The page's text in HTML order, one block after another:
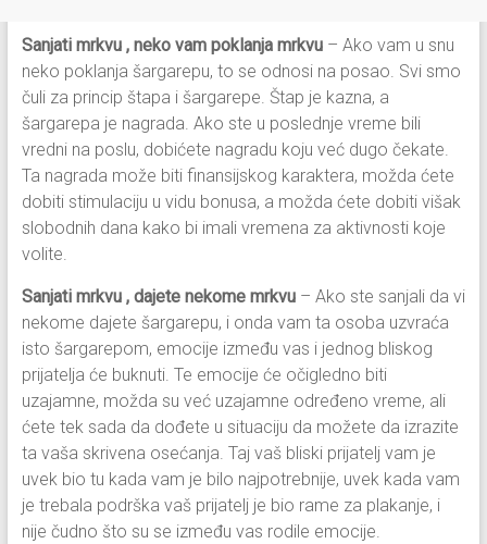
Sanjati mrkvu , neko vam poklanja mrkvu– Ako vam u snu
neko poklanja šargarepu, to se odnosi na posao. Svi smo
čuli za princip štapa i šargarepe. Štap je kazna, a
šargarepa je nagrada. Ako ste u poslednje vreme bili
vredni na poslu, dobićete nagradu koju već dugo čekate.
Ta nagrada može biti finansijskog karaktera, možda ćete
dobiti stimulaciju u vidu bonusa, a možda ćete dobiti višak
slobodnih dana kako bi imali vremena za aktivnosti koje
volite.
Sanjati mrkvu , dajete nekome mrkvu– Ako ste sanjali da vi
nekome dajete šargarepu, i onda vam ta osoba uzvraća
isto šargarepom, emocije između vas i jednog bliskog
prijatelja će buknuti. Te emocije će očigledno biti
uzajamne, možda su već uzajamne određeno vreme, ali
ćete tek sada da dođete u situaciju da možete da izrazite
ta vaša skrivena osećanja. Taj vaš bliski prijatelj vam je
uvek bio tu kada vam je bilo najpotrebnije, uvek kada vam
je trebala podrška vaš prijatelj je bio rame za plakanje, i
nije čudno što su se između vas rodile emocije.